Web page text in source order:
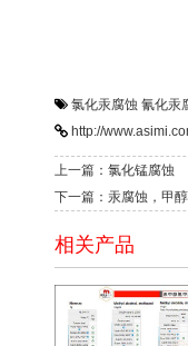
氯化汞腐蚀 氰化汞
http://
上一篇：氯化锰腐蚀
下一篇：汞腐蚀，甲
相关产品